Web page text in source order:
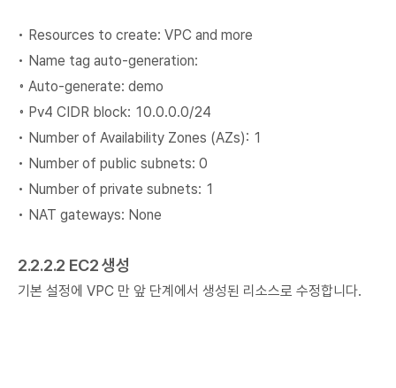
• Resources to create: VPC and more
• Name tag auto-generation:
◦ Auto-generate: demo
◦ Pv4 CIDR block: 10.0.0.0/24
• Number of Availability Zones (AZs): 1
• Number of public subnets: 0
• Number of private subnets: 1
• NAT gateways: None
2.2.2.2 EC2 생성
기본 설정에 VPC 만 앞 단계에서 생성된 리소스로 수정합니다.